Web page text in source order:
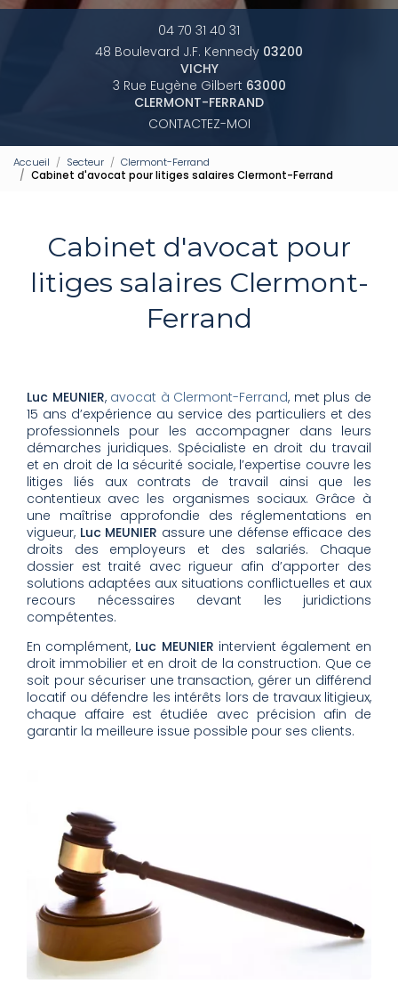
04 70 31 40 31
48 Boulevard J.F. Kennedy 03200
VICHY
3 Rue Eugène Gilbert 63000
CLERMONT-FERRAND
CONTACTEZ-MOI
Accueil Secteur
Clermont-Ferrand
Cabinet d'avocat pour litiges salaires Clermont-Ferrand
Cabinet d'avocat pour
litiges salaires Clermont-
Ferrand
Luc MEUNIER, avocat à Clermont-Ferrand, met plus de
15 ans d’expérience au service des particuliers et des
professionnels pour les accompagner dans leurs
démarches juridiques. Spécialiste en droit du travail
et en droit de la sécurité sociale, l’expertise couvre les
litiges liés aux contrats de travail ainsi que les
contentieux avec les organismes sociaux. Grâce à
une maîtrise approfondie des réglementations en
vigueur, Luc MEUNIER assure une défense efficace des
droits des employeurs et des salariés. Chaque
dossier est traité avec rigueur afin d’apporter des
solutions adaptées aux situations conflictuelles et aux
recours nécessaires devant les juridictions
compétentes.
En complément, Luc MEUNIER intervient également en
droit immobilier et en droit de la construction. Que ce
soit pour sécuriser une transaction, gérer un différend
locatif ou défendre les intérêts lors de travaux litigieux,
chaque affaire est étudiée avec précision afin de
garantir la meilleure issue possible pour ses clients.